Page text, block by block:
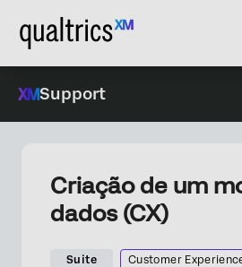
Support
Criação de um
dados (CX)
Suite Customer